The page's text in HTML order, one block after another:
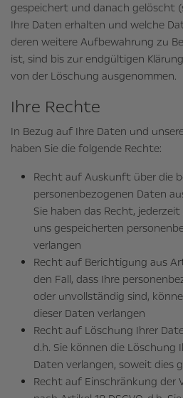
gespeichert und danach gelöscht
Ihre Daten erhalten und welche
deren weitere Aufbewahrung zu
ist, sind bis zur endgültigen
von der Löschung ausgenommen.
Ihre Rechte
In Bezug auf Ihre Daten und
haben Sie die folgende Rechte:
Recht auf Auskunft über die
personenbezogenen Daten
Sie haben das Recht,
uns gespeicherten
verlangen
Recht auf Berichtigung aus
den Fall, dass Ihre
oder unvollständig sind,
dieser Daten verlangen
Recht auf Löschung Ihrer
d.h. Sie können die Löschung
Daten verlangen, soweit dies
Recht auf Einschränkung der